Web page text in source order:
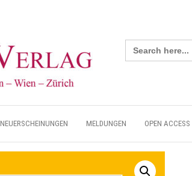
Search
for:
NEUERSCHEINUNGEN MELDUNGEN OPEN ACCESS